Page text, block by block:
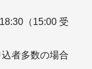
（15:00 受
者多数の場合